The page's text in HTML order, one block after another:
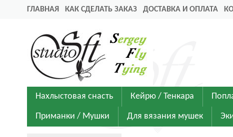
ГЛАВНАЯ КАК СДЕЛАТЬ ЗАКАЗ ДОСТАВКА И ОПЛАТА
Нахлыстовая снасть Кейрю / Тенкара
Приманки / Мушки Для вязания мушек